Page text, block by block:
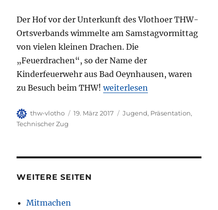
Der Hof vor der Unterkunft des Vlothoer THW-
Ortsverbands wimmelte am Samstagvormittag
von vielen kleinen Drachen. Die
„Feuerdrachen“, so der Name der
Kinderfeuerwehr aus Bad Oeynhausen, waren
zu Besuch beim THW!„Besuch durch die
weiterlesen
Autor
thw-vlotho
Veröffentlicht
19. März 2017 Kategorien
Jugend, Präsentation,
Technischer Zug
WEITERE SEITEN
Mitmachen